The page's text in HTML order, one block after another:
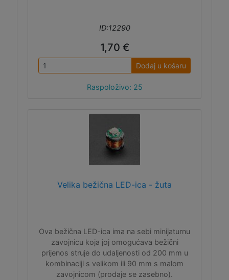
ID:12290
1,70 €
Dodaj u košaru
Raspoloživo: 25
Velika bežična LED-ica - žuta
Ova bežična LED-ica ima na sebi minijaturnu
zavojnicu koja joj omogućava bežični
prijenos struje do udaljenosti od 200 mm u
kombinaciji s velikom ili 90 mm s malom
zavojnicom (prodaje se zasebno).